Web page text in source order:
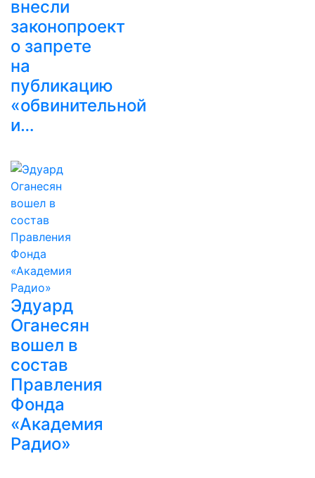
внесли
законопроект
о запрете
на
публикацию
«обвинительной
и…
Эдуард
Оганесян
вошел в
состав
Правления
Фонда
«Академия
Радио»